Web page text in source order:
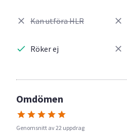
Kan utföra HLR
Röker ej
Omdömen
Genomsnitt av 22 uppdrag